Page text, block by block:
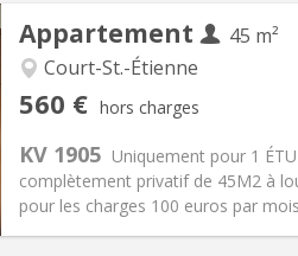
Appartement
45 m²
Court-St.-Étienne
560 € hors charges
KV 1905 Uniquement pour 1
complètement privatif de 45M2 à
pour les charges 100 euros par
Aménagement
Salle de bain:Privée
Superficie:45 m2